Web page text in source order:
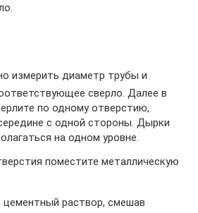
измерить диаметр трубы и
сверло. Далее в
по одному отверстию,
с одной стороны. Дырки
на одном уровне.
поместите металлическую
цементный раствор, смешав